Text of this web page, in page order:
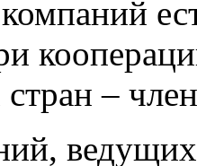
стран –